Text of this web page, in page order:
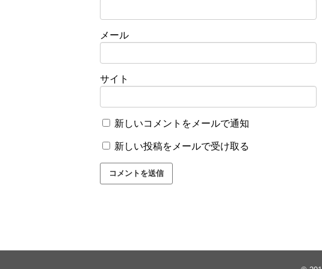
メール
サイト
新しいコメントをメールで通知
新しい投稿をメールで受け取る